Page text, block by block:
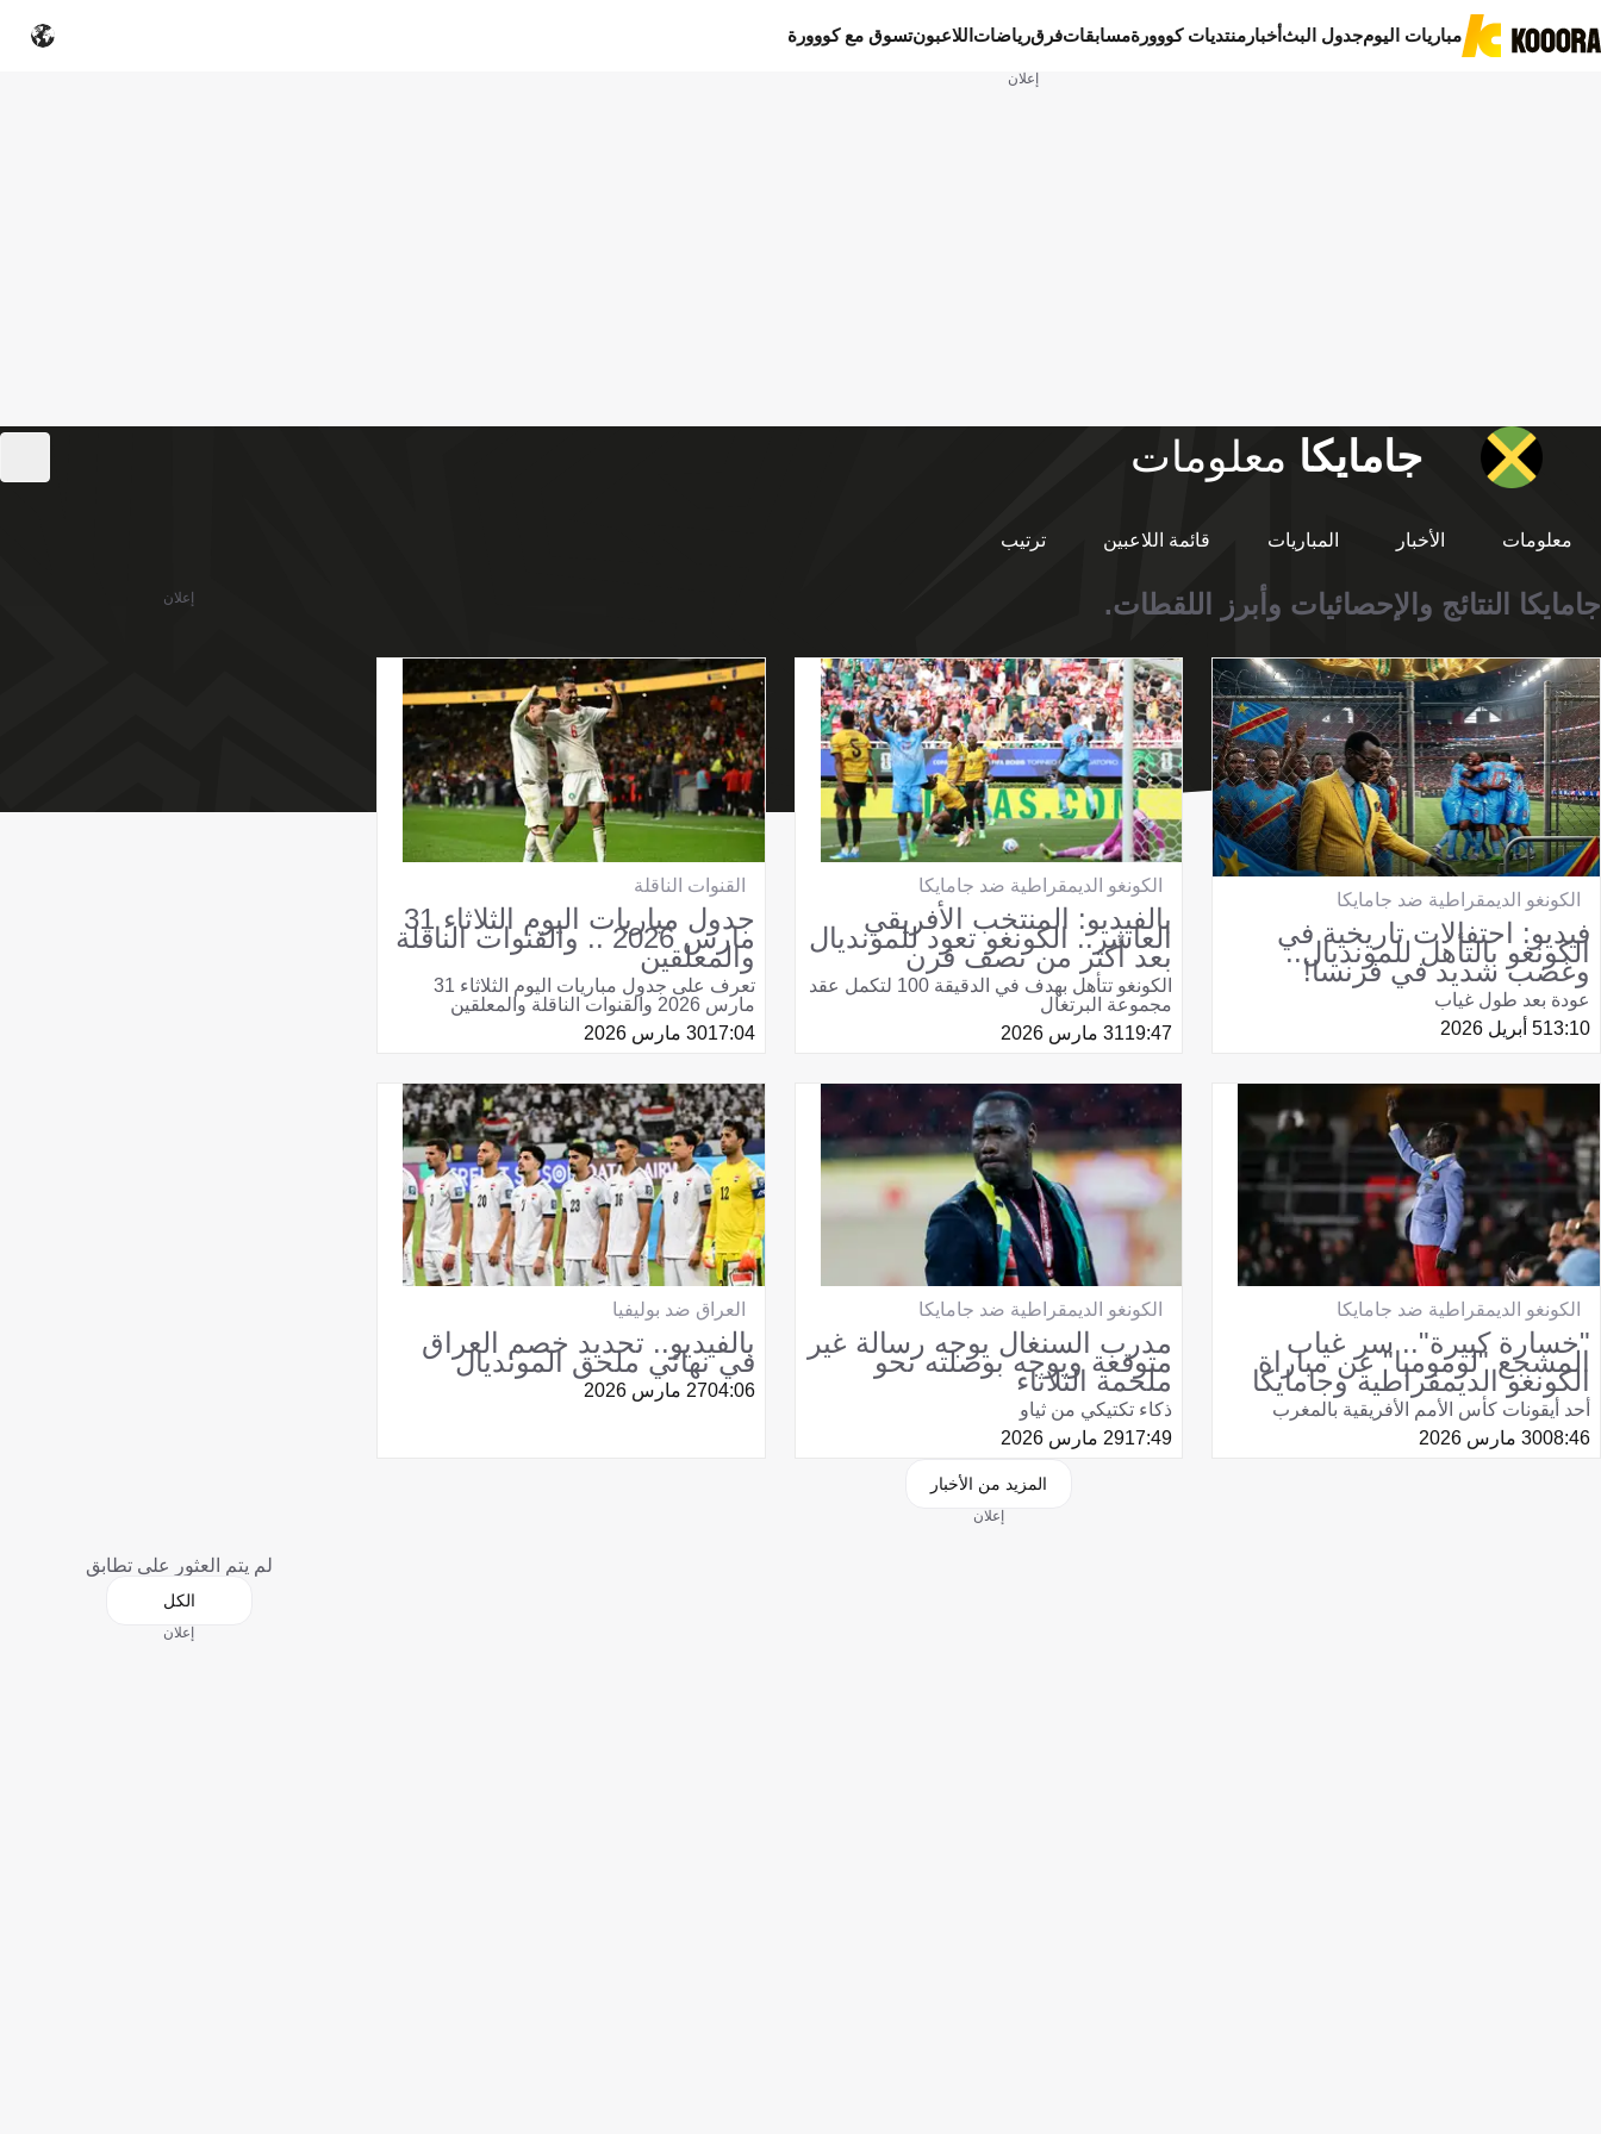
مباريات اليومجدول البثأخبار منتديات كووورةمسابقاتفرقرياضات اللاعبونتسوق مع كووورة
إعلان
جامايكا معلومات
معلومات الأخبار المباريات قائمة اللاعبين ترتيب
جامايكا النتائج والإحصائيات وأبرز اللقطات.
الكونغو الديمقراطية ضد جامايكا
فيديو: احتفالات تاريخية في
الكونغو بالتأهل للمونديال..
وغضب شديد في فرنسا!
عودة بعد طول غياب
13:105 أبريل 2026
الكونغو الديمقراطية ضد جامايكا
بالفيديو: المنتخب الأفريقي
العاشر.. الكونغو تعود للمونديال
بعد أكثر من نصف قرن
الكونغو تتأهل بهدف في الدقيقة 100 لتكمل عقد
مجموعة البرتغال
19:4731 مارس 2026
القنوات الناقلة
جدول مباريات اليوم الثلاثاء 31
مارس 2026 .. والقنوات الناقلة
والمعلقين
تعرف على جدول مباريات اليوم الثلاثاء 31
مارس 2026 والقنوات الناقلة والمعلقين
17:0430 مارس 2026
الكونغو الديمقراطية ضد جامايكا
"خسارة كبيرة".. سر غياب
المشجع "لومومبا" عن مباراة
الكونغو الديمقراطية وجامايكا
أحد أيقونات كأس الأمم الأفريقية بالمغرب
08:4630 مارس 2026
الكونغو الديمقراطية ضد جامايكا
مدرب السنغال يوجه رسالة غير
متوقعة ويوجه بوصلته نحو
ملحمة الثلاثاء
ذكاء تكتيكي من ثياو
17:4929 مارس 2026
العراق ضد بوليفيا
بالفيديو.. تحديد خصم العراق
في نهائي ملحق المونديال
04:0627 مارس 2026
المزيد من الأخبار
إعلان
إعلان
لم يتم العثور على تطابق
الكل
إعلان